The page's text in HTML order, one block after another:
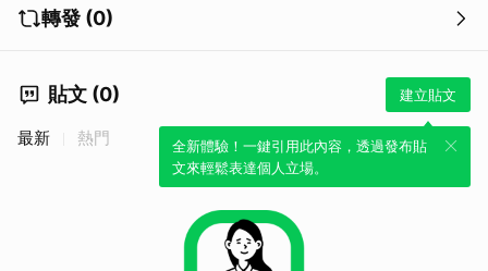
轉發 (0)
貼文 (0) 建立貼文
全新體驗！一鍵引用此內容，透過發布貼
文來輕鬆表達個人立場。
最新 熱門